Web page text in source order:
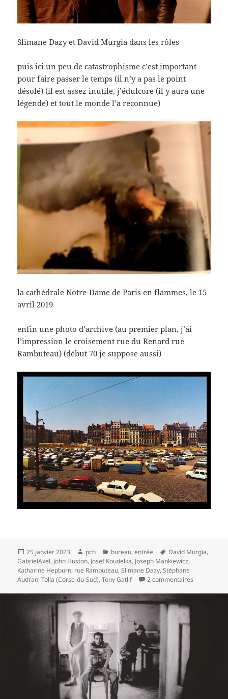
Slimane Dazy et David Murgia dans les rôles
puis ici un peu de catastrophisme c’est important
pour faire passer le temps (il n’y a pas le point
désolé) (il est assez inutile, j’édulcore (il y aura une
légende) et tout le monde l’a reconnue)
la cathédrale Notre-Dame de Paris en flammes, le 15
avril 2019
enfin une photo d’archive (au premier plan, j’ai
l’impression le croisement rue du Renard rue
Rambuteau) (début 70 je suppose aussi)
Publié
le
25 janvier 2023 Auteur
pch Catégories
bureau,entrée
Mots-
clés
David Murgia,
GabrielAxel, John Huston, Josef Koudelka, Joseph Mankiewicz,
Katharine Hepburn, rue Rambuteau,Slimane Dazy,Stéphane
Audran,Tolla (Corse-du-Sud),Tony Gatlif 2 commentaires